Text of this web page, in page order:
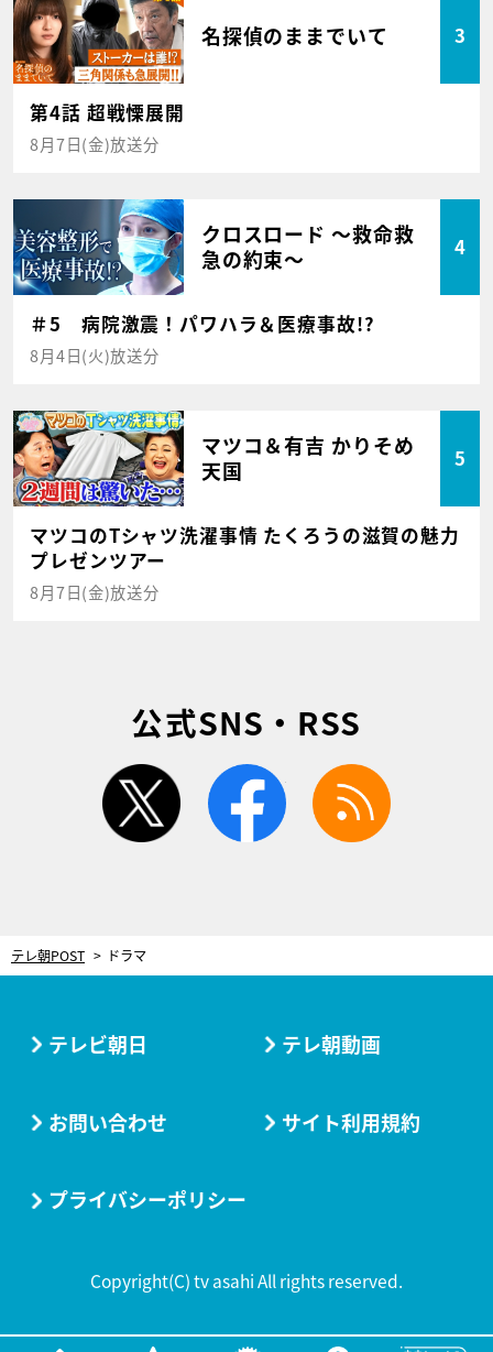
名探偵のままでいて 3
第4話 超戦慄展開
8月7日(金)放送分
クロスロード ～救命救
急の約束～
4
＃5 病院激震！パワハラ＆医療事故!?
8月4日(火)放送分
マツコ＆有吉 かりそめ
天国
5
マツコのTシャツ洗濯事情 たくろうの滋賀の魅力
プレゼンツアー
8月7日(金)放送分
公式SNS・RSS
twitter facebook
テレ朝POST ドラマ
テレビ朝日 テレ朝動画
お問い合わせ サイト利用規約
プライバシーポリシー
Copyright(C) tv asahi All rights reserved.